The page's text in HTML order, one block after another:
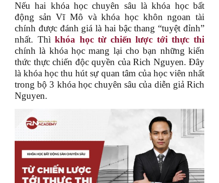
Nếu hai khóa học chuyên sâu là khóa học bất
động sản Vĩ Mô và khóa học khôn ngoan tài
chính được đánh giá là hai bậc thang “tuyệt đỉnh”
nhất. Thìkhóa học từ chiến lược tới thực thi
chính là khóa học mang lại cho bạn những kiến
thức thực chiến độc quyền của Rich Nguyen. Đây
là khóa học thu hút sự quan tâm của học viên nhất
trong bộ 3 khóa học chuyên sâu của diễn giả Rich
Nguyen.